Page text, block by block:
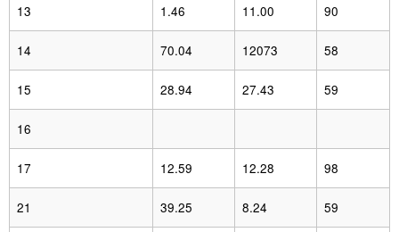
13 1.46 11.00 90
14 70.04 12073 58
15 28.94 27.43 59
16
17 12.59 12.28 98
21 39.25 8.24 59